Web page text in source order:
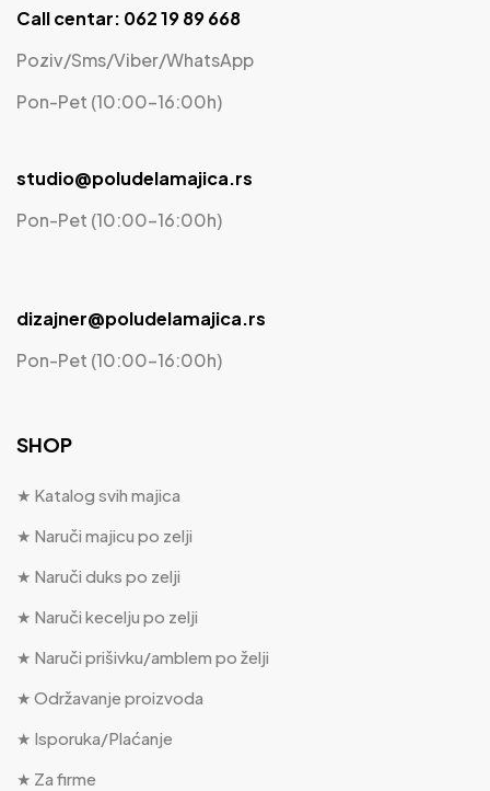
Call centar: 062 19 89 668
Poziv/Sms/Viber/WhatsApp
Pon-Pet (10:00-16:00h)
studio@poludelamajica.rs
Pon-Pet (10:00-16:00h)
dizajner@poludelamajica.rs
Pon-Pet (10:00-16:00h)
SHOP
★ Katalog svih majica
★ Naruči majicu po zelji
★ Naruči duks po zelji
★ Naruči kecelju po zelji
★ Naruči prišivku/amblem po želji
★ Održavanje proizvoda
★ Isporuka/Plaćanje
★ Za firme